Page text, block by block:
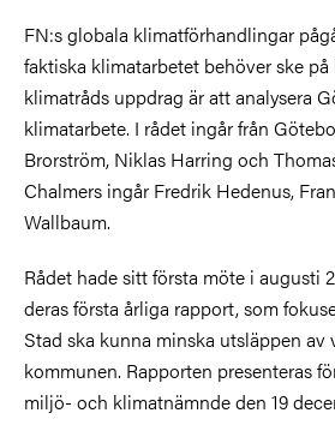
FN:s globala klimatförhandlingar
faktiska klimatarbetet behöver ske
klimatråds uppdrag är att analysera
klimatarbete. I rådet ingår från
Brorström, Niklas Harring och
Chalmers ingår Fredrik Hedenus,
Wallbaum.
Rådet hade sitt första möte i augusti
deras första årliga rapport, som
Stad ska kunna minska utsläppen av
kommunen. Rapporten presenteras
miljö- och klimatnämnde den 19